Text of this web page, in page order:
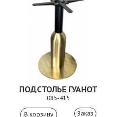
ПОДСТОЛЬЕ ГУАНОТ
085-415
Заказ